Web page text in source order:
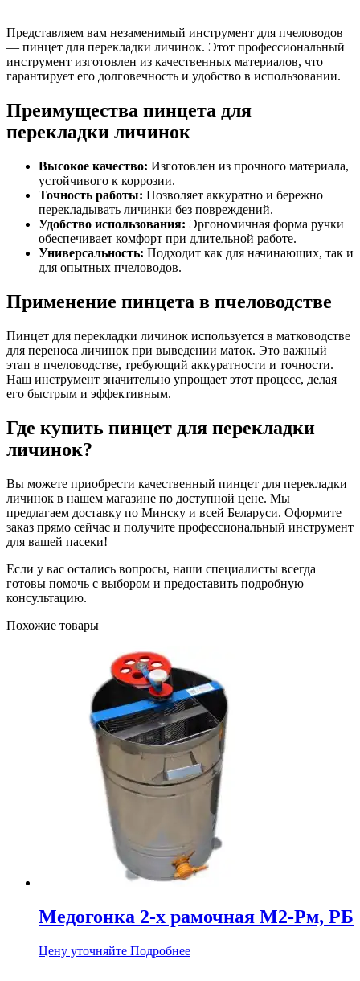
Представляем вам незаменимый инструмент для пчеловодов
— пинцет для перекладки личинок. Этот профессиональный
инструмент изготовлен из качественных материалов, что
гарантирует его долговечность и удобство в использовании.
Преимущества пинцета для
перекладки личинок
Высокое качество: Изготовлен из прочного материала,
устойчивого к коррозии.
Точность работы: Позволяет аккуратно и бережно
перекладывать личинки без повреждений.
Удобство использования: Эргономичная форма ручки
обеспечивает комфорт при длительной работе.
Универсальность: Подходит как для начинающих, так и
для опытных пчеловодов.
Применение пинцета в пчеловодстве
Пинцет для перекладки личинок используется в матководстве
для переноса личинок при выведении маток. Это важный
этап в пчеловодстве, требующий аккуратности и точности.
Наш инструмент значительно упрощает этот процесс, делая
его быстрым и эффективным.
Где купить пинцет для перекладки
личинок?
Вы можете приобрести качественный пинцет для перекладки
личинок в нашем магазине по доступной цене. Мы
предлагаем доставку по Минску и всей Беларуси. Оформите
заказ прямо сейчас и получите профессиональный инструмент
для вашей пасеки!
Если у вас остались вопросы, наши специалисты всегда
готовы помочь с выбором и предоставить подробную
консультацию.
Похожие товары
Медогонка 2-х рамочная М2-Рм, РБ
Цену уточняйте Подробнее